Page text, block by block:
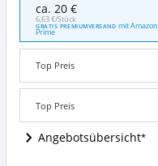
Paar
Alpaka
&
Wolle
Socken
100%
extra
dick
weich
Grob
ca. 20 €
6,63 €/Stück
GRATIS PREMIUMVERSAND mit Amazon
Prime
Top Preis
Top Preis
Angebotsübersicht